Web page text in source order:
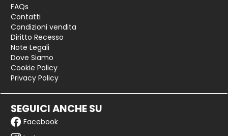
FAQs
Contatti
Condizioni vendita
Diritto Recesso
Note Legali
Dove Siamo
Cookie Policy
Privacy Policy
SEGUICI ANCHE SU
Facebook